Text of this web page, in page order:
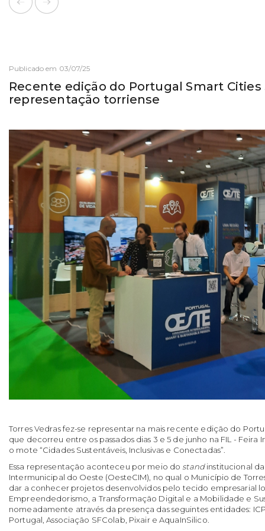
Publicado em 03/07/25
Recente edição do Portugal Smart
representação torriense
Torres Vedras fez-se representar na mais recente edição do
que decorreu entre os passados dias 3 e 5 de junho na FIL - Feira
o mote “Cidades Sustentáveis, Inclusivas e Conectadas”.
Essa representação aconteceu por meio dostandinstitucional
Intermunicipal do Oeste (OesteCIM), no qual o Município de
dar a conhecer projetos desenvolvidos pelo tecido empresarial
Empreendedorismo, a Transformação Digital e a Mobilidade e
nomeadamente através da presença das seguintes entidades:
Portugal, Associação SFColab, Pixair e AquaInSilico.